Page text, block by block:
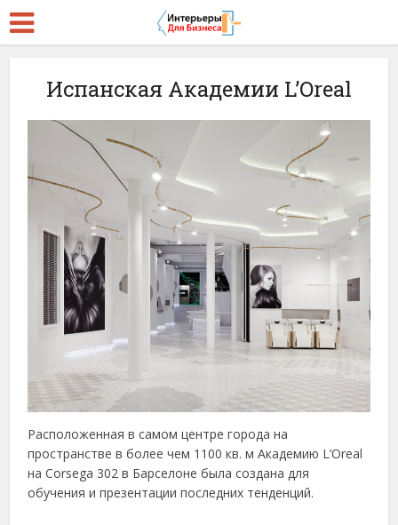
Испанская Академии L’Oreal
Расположенная в самом центре города на
пространстве в более чем 1100 кв. м Академию L’Oreal
на Corsega 302 в Барселоне была создана для
обучения и презентации последних тенденций.